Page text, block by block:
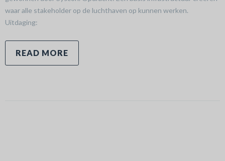
waar alle stakeholder op de luchthaven op kunnen werken.
Uitdaging:
READ MORE